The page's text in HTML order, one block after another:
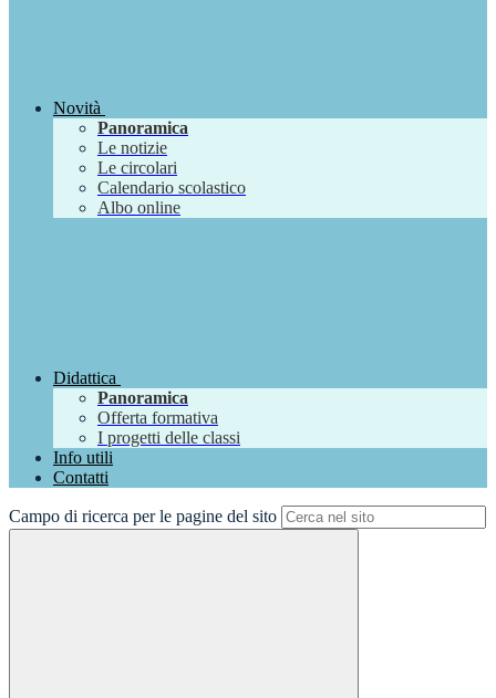
Novità
Panoramica
Le notizie
Le circolari
Calendario scolastico
Albo online
Didattica
Panoramica
Offerta formativa
I progetti delle classi
Info utili
Contatti
Campo di ricerca per le pagine del sito